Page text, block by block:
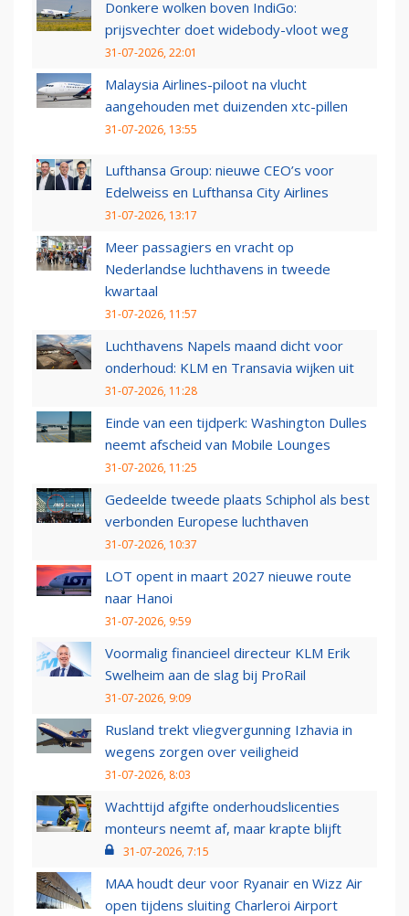
Donkere wolken boven IndiGo:
prijsvechter doet widebody-vloot weg
31-07-2026, 22:01
Malaysia Airlines-piloot na vlucht
aangehouden met duizenden xtc-pillen
31-07-2026, 13:55
Lufthansa Group: nieuwe CEO’s voor
Edelweiss en Lufthansa City Airlines
31-07-2026, 13:17
Meer passagiers en vracht op
Nederlandse luchthavens in tweede
kwartaal
31-07-2026, 11:57
Luchthavens Napels maand dicht voor
onderhoud: KLM en Transavia wijken uit
31-07-2026, 11:28
Einde van een tijdperk: Washington Dulles
neemt afscheid van Mobile Lounges
31-07-2026, 11:25
Gedeelde tweede plaats Schiphol als best
verbonden Europese luchthaven
31-07-2026, 10:37
LOT opent in maart 2027 nieuwe route
naar Hanoi
31-07-2026, 9:59
Voormalig financieel directeur KLM Erik
Swelheim aan de slag bij ProRail
31-07-2026, 9:09
Rusland trekt vliegvergunning Izhavia in
wegens zorgen over veiligheid
31-07-2026, 8:03
Wachttijd afgifte onderhoudslicenties
monteurs neemt af, maar krapte blijft
31-07-2026, 7:15
MAA houdt deur voor Ryanair en Wizz Air
open tijdens sluiting Charleroi Airport